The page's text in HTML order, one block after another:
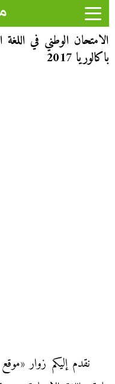
الامتحان الوطني في اللغة
باكالوريا 2017
نقدم إليكم زوار